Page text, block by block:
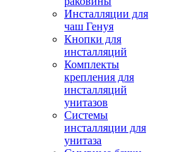
Инсталляции для
чаш Генуя
Кнопки для
инсталляций
Комплекты
крепления для
инсталляций
унитазов
Системы
инсталляции для
унитаза